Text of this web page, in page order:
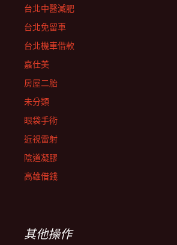
台北中醫減肥
台北免留車
台北機車借款
嘉仕美
房屋二胎
未分類
眼袋手術
近視雷射
陰道凝膠
高雄借錢
其他操作